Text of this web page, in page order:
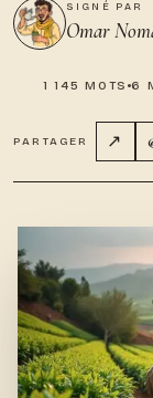
SIGNÉ PAR
Omar
1 145 MOTS 6
PARTAGER ↗